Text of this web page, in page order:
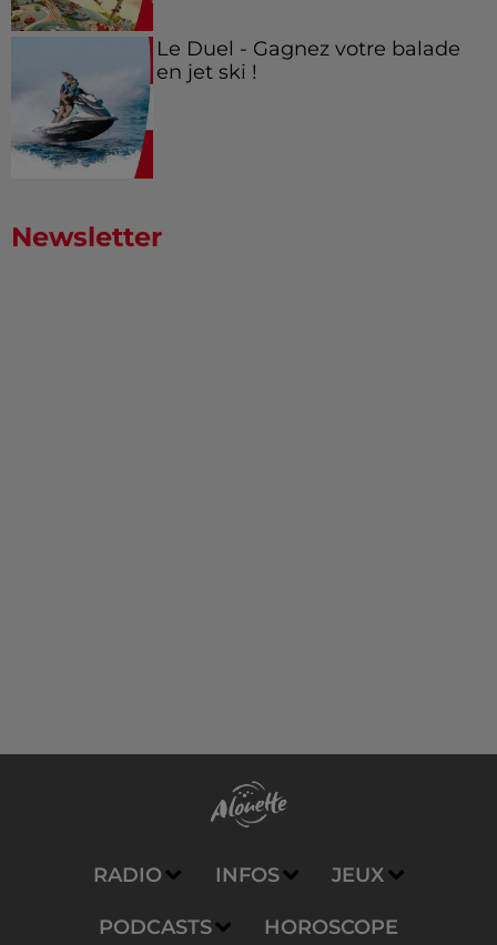
Le Duel - Gagnez votre balade
en jet ski !
Newsletter
RADIO INFOS JEUX
PODCASTS HOROSCOPE